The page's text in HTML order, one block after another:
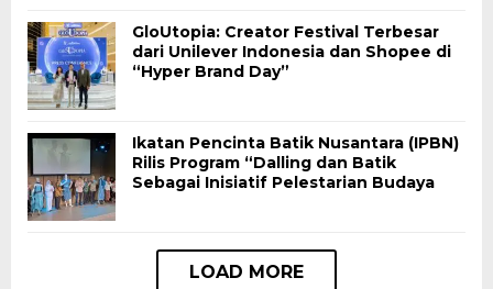
GloUtopia: Creator Festival Terbesar
dari Unilever Indonesia dan Shopee di
“Hyper Brand Day”
Ikatan Pencinta Batik Nusantara (IPBN)
Rilis Program “Dalling dan Batik
Sebagai Inisiatif Pelestarian Budaya